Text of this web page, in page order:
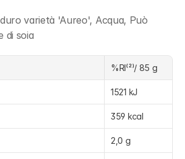
varietà 'Aureo', Acqua, Può
di soia
%RI⁽²⁾/ 85 g
1521 kJ
359 kcal
2,0 g